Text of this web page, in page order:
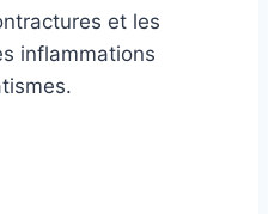
et les
inflammations